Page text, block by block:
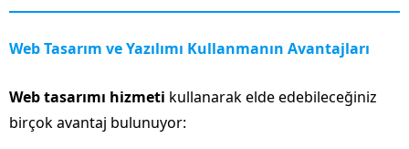
Web Tasarım ve Yazılımı Kullanmanın Avantajları
Web tasarımı hizmeti kullanarak elde edebileceğiniz
birçok avantaj bulunuyor: